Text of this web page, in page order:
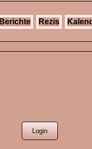
Berichte Rezis